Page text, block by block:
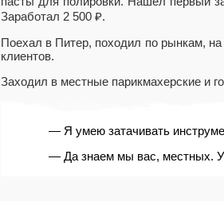
Заработал 2 500 ₽.
Поехал в Питер, походил по рынкам,
клиентов.
Заходил в местные парикмахерские и
— Я умею затачивать
— Да знаем мы вас, местных. У